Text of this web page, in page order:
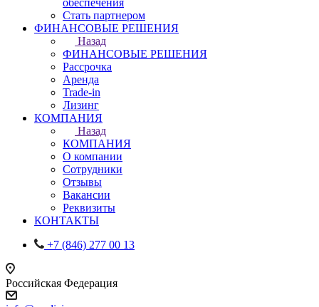
обеспечения
Стать партнером
ФИНАНСОВЫЕ РЕШЕНИЯ
Назад
ФИНАНСОВЫЕ РЕШЕНИЯ
Рассрочка
Аренда
Trade-in
Лизинг
КОМПАНИЯ
Назад
КОМПАНИЯ
О компании
Сотрудники
Отзывы
Вакансии
Реквизиты
КОНТАКТЫ
+7 (846) 277 00 13
Российская Федерация